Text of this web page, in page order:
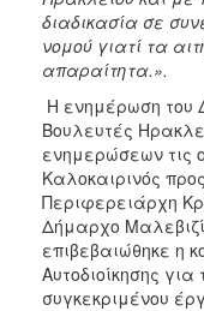
διαδικασία σε
νομού γιατί τα
απαραίτητα.».
H ενημέρωση του
Βουλευτές
ενημερώσεων τις
Καλοκαιρινός
Περιφερειάρχη
Δήμαρχο
επιβεβαιώθηκε η
Αυτοδιοίκησης
συγκεκριμένου